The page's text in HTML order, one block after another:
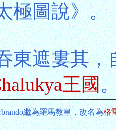
極圖說》。
東遮婁其，
王國
繼為羅馬教皇，改名為格